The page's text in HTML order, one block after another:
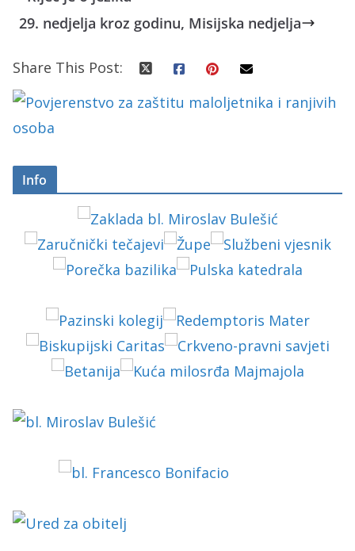
29. nedjelja kroz godinu, Misijska nedjelja
Share This Post:
Info